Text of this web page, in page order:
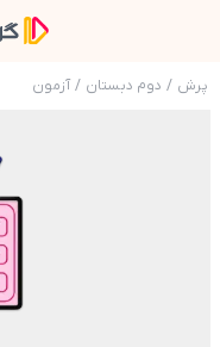
پرش / دوم دبستان / آزمون
عکس